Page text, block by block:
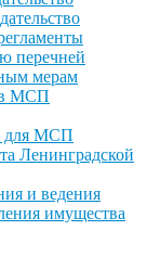
перечней
мерам
МСП
для МСП
Ленинградской
и ведения
имущества